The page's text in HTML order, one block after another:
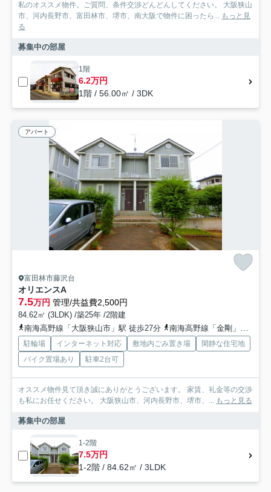
私のオススメ物件。ご質問、条件交渉どんどんしてください。 大阪狭山
市、河内長野市、富田林市、堺市、南大阪で物件に困ったら... もっと見
る
募集中の部屋
1階
6.2万円
1階 / 56.00㎡ / 3DK
アパート
富田林市藤沢台
オリエンスA
7.5万円 管理/共益費2,500円
84.62㎡ (3LDK) /築25年 /2階建
南海高野線「大阪狭山市」駅 徒歩27分
南海高野線「金剛」駅 徒歩33分
駐輪場 インターネット対応 敷地内ごみ置き場
閑静な住宅地
バイク置場あり
駐車2台可
オススメ物件見て頂き誠にありがとうございます。 家賃、礼金等の交渉
も私にお任せください。 大阪狭山市、河内長野市、堺市、... もっと見る
募集中の部屋
1-2階
7.5万円
1-2階 / 84.62㎡ / 3LDK